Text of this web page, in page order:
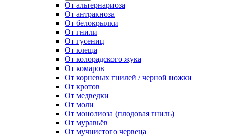
От альтернариоза
От антракноза
От белокрылки
От гнили
От гусениц
От клеща
От колорадского жука
От комаров
От корневых гнилей / черной ножки
От кротов
От медведки
От моли
От монолиоза (плодовая гниль)
От муравьёв
От мучнистого червеца